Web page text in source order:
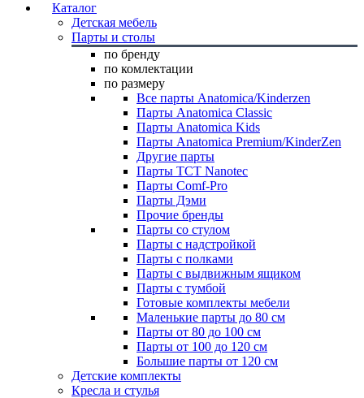
Каталог
Детская мебель
Парты и столы
по бренду
по комлектации
по размеру
Все парты Anatomica/Kinderzen
Парты Anatomica Classic
Парты Anatomica Kids
Парты Anatomica Premium/KinderZen
Другие парты
Парты TCT Nanotec
Парты Comf-Pro
Парты Дэми
Прочие бренды
Парты со стулом
Парты с надстройкой
Парты с полками
Парты с выдвижным ящиком
Парты с тумбой
Готовые комплекты мебели
Маленькие парты до 80 см
Парты от 80 до 100 см
Парты от 100 до 120 см
Большие парты от 120 см
Детские комплекты
Кресла и стулья